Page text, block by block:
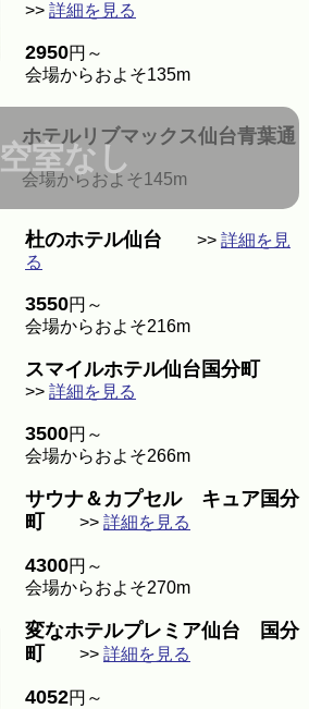
>> 詳細を見る
2950円～
会場からおよそ135m
空室なし
ホテルリブマックス仙台青葉通
会場からおよそ145m
杜のホテル仙台 >> 詳細を見
る
3550円～
会場からおよそ216m
スマイルホテル仙台国分町
>> 詳細を見る
3500円～
会場からおよそ266m
サウナ＆カプセル キュア国分
町 >> 詳細を見る
4300円～
会場からおよそ270m
変なホテルプレミア仙台 国分
町 >> 詳細を見る
4052円～